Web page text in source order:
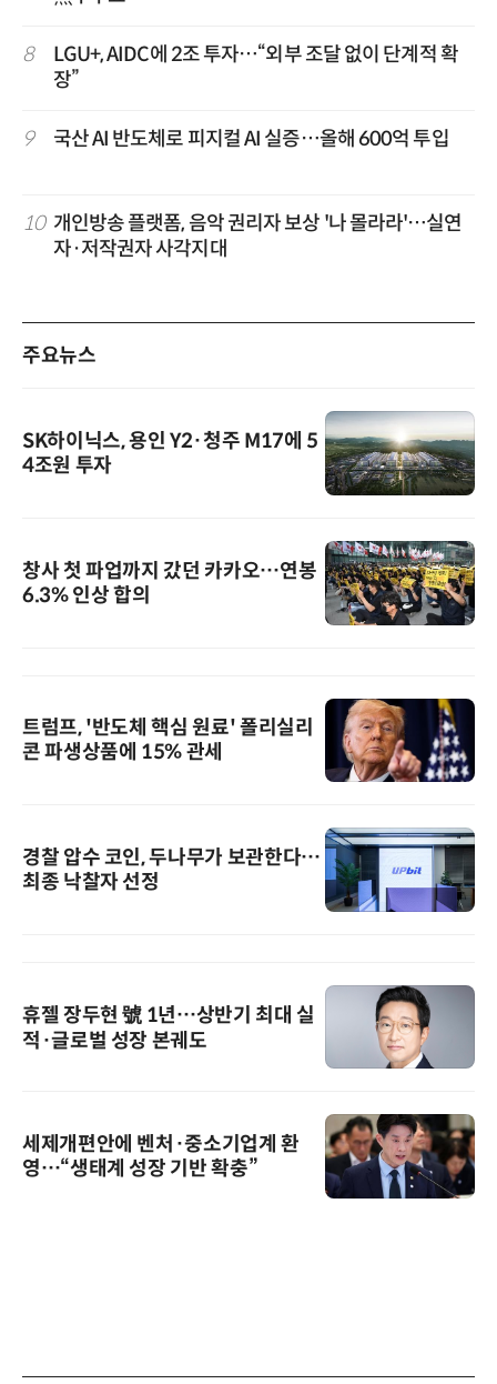
8
LGU+, AIDC에 2조 투자…“외부 조달 없이 단계적 확
장”
9 국산 AI 반도체로 피지컬 AI 실증…올해 600억 투입
10 개인방송 플랫폼, 음악 권리자 보상 '나 몰라라'…실연
자·저작권자 사각지대
주요뉴스
SK하이닉스, 용인 Y2·청주 M17에 5
4조원 투자
창사 첫 파업까지 갔던 카카오…연봉
6.3% 인상 합의
트럼프, '반도체 핵심 원료' 폴리실리
콘 파생상품에 15% 관세
경찰 압수 코인, 두나무가 보관한다…
최종 낙찰자 선정
휴젤 장두현 號 1년…상반기 최대 실
적·글로벌 성장 본궤도
세제개편안에 벤처·중소기업계 환
영…“생태계 성장 기반 확충”